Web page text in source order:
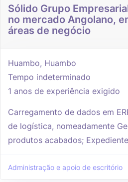
Sólido Grupo
no mercado Angolano,
áreas de negócio
Huambo, Huambo
Tempo indeterminado
1 anos de experiência exigido
Carregamento de dados em
de logística, nomeadamente
produtos acabados;
Administração e apoio de escritório